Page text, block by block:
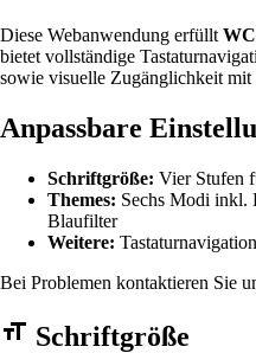
Diese Webanwendung erfüllt
bietet vollständige
sowie visuelle Zugänglichkeit mit
Anpassbare
Schriftgröße: Vier Stufen
Themes: Sechs Modi inkl.
Blaufilter
Weitere:
Bei Problemen kontaktieren Sie
Barrierefreiheit
Schriftgröße